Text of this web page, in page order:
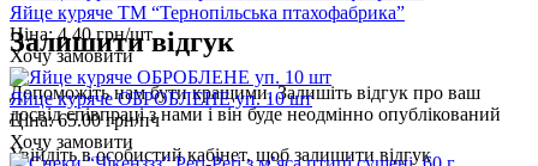
Яйце куряче ТМ “Тернопільська птахофабрика”
Ціна:4.40 грн/шт
Хочу замовити
Яйце куряче ОБРОБЛЕНЕ уп. 10 шт
Ціна:65.00 грн/пч
Хочу замовити
Залишити відгук
Допоможіть нам бути кращими. Залишіть відгук про ваш
досвід співпраці з нами і він буде неодмінно опублікований
Увійдітьв особистий кабінет, щоб залишити відгук